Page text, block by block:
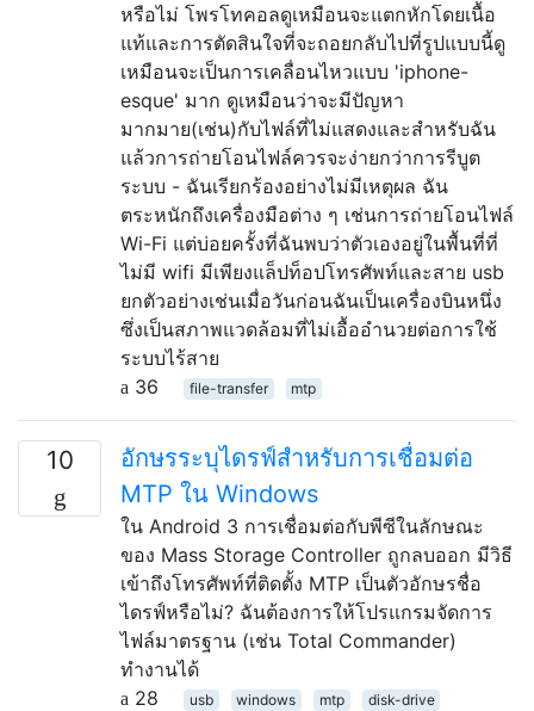
หรือไม่ โพรโทคอลดูเหมือนจะแตกหักโดยเนื้อ
แท้และการตัดสินใจที่จะถอยกลับไปที่รูปแบบนี้ดู
เหมือนจะเป็นการเคลื่อนไหวแบบ 'iphone-
esque' มาก ดูเหมือนว่าจะมีปัญหา
มากมาย(เช่น)กับไฟล์ที่ไม่แสดงและสำหรับฉัน
แล้วการถ่ายโอนไฟล์ควรจะง่ายกว่าการรีบูต
ระบบ - ฉันเรียกร้องอย่างไม่มีเหตุผล ฉัน
ตระหนักถึงเครื่องมือต่าง ๆ เช่นการถ่ายโอนไฟล์
Wi-Fi แต่บ่อยครั้งที่ฉันพบว่าตัวเองอยู่ในพื้นที่ที่
ไม่มี wifi มีเพียงแล็ปท็อปโทรศัพท์และสาย usb
ยกตัวอย่างเช่นเมื่อวันก่อนฉันเป็นเครื่องบินหนึ่ง
ซึ่งเป็นสภาพแวดล้อมที่ไม่เอื้ออำนวยต่อการใช้
ระบบไร้สาย
36
file-transfer mtp
10
อักษรระบุไดรฟ์สำหรับการเชื่อมต่อ
MTP ใน Windows
ใน Android 3 การเชื่อมต่อกับพีซีในลักษณะ
ของ Mass Storage Controller ถูกลบออก มีวิธี
เข้าถึงโทรศัพท์ที่ติดตั้ง MTP เป็นตัวอักษรชื่อ
ไดรฟ์หรือไม่? ฉันต้องการให้โปรแกรมจัดการ
ไฟล์มาตรฐาน (เช่น Total Commander)
ทำงานได้
28
usb windows mtp disk-drive